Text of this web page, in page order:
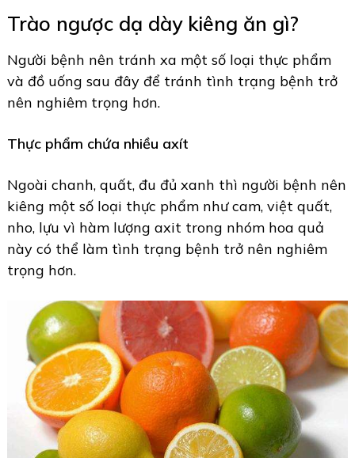
Trào ngược dạ dày kiêng ăn gì?
Người bệnh nên tránh xa một số loại thực phẩm
và đồ uống sau đây để tránh tình trạng bệnh trở
nên nghiêm trọng hơn.
Thực phẩm chứa nhiều axít
Ngoài chanh, quất, đu đủ xanh thì người bệnh nên
kiêng một số loại thực phẩm như cam, việt quất,
nho, lựu vì hàm lượng axit trong nhóm hoa quả
này có thể làm tình trạng bệnh trở nên nghiêm
trọng hơn.